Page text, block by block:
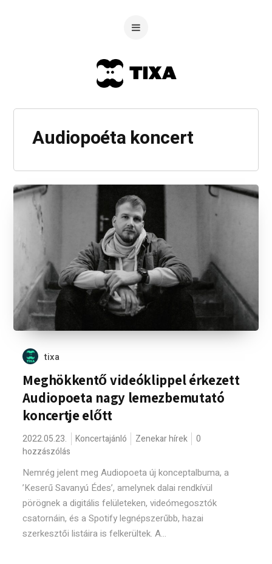
Audiopoéta koncert
tixa
Meghökkentő videóklippel érkezett
Audiopoeta nagy lemezbemutató
koncertje előtt
2022.05.23. Koncertajánló Zenekar hírek
0
hozzászólás
Nemrég jelent meg Audiopoeta új konceptalbuma, a
’Keserű Savanyú Édes’, amelynek dalai rendkívül
pörögnek a digitális felületeken, videómegosztók
csatornáin, és a Spotify legnépszerűbb, hazai
szerkesztői listáira is felkerültek. A...